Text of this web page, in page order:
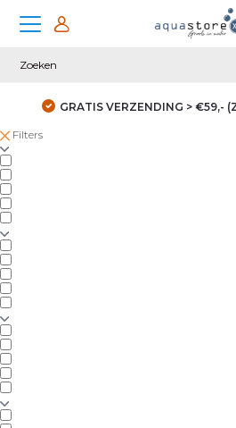
GRATIS VERZENDING > €59,-
Filters